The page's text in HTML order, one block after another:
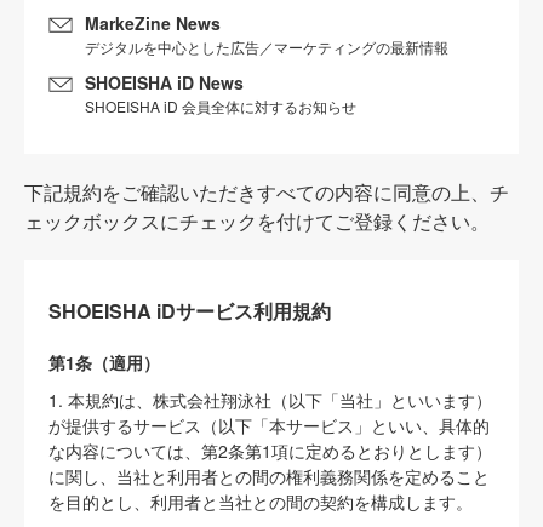
MarkeZine News
デジタルを中心とした広告／マーケティングの最新情報
SHOEISHA iD News
SHOEISHA iD 会員全体に対するお知らせ
下記規約をご確認いただきすべての内容に同意の上、チ
ェックボックスにチェックを付けてご登録ください。
SHOEISHA iDサービス利用規約
第1条（適用）
1. 本規約は、株式会社翔泳社（以下「当社」といいます）
が提供するサービス（以下「本サービス」といい、具体的
な内容については、第2条第1項に定めるとおりとします）
に関し、当社と利用者との間の権利義務関係を定めること
を目的とし、利用者と当社との間の契約を構成します。